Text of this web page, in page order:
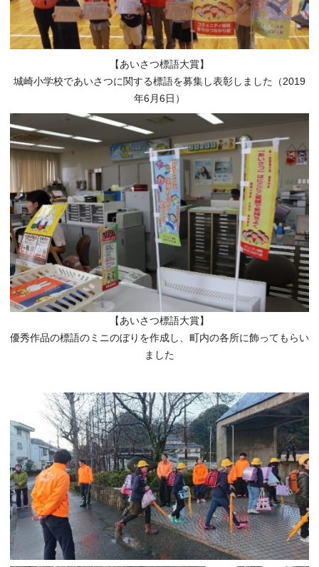
【あいさつ標語大賞】
城崎小学校であいさつに関する標語を募集し表彰しました（2019
年6月6日）
【あいさつ標語大賞】
優秀作品の標語のミニのぼりを作成し、町内の各所に飾ってもらい
ました